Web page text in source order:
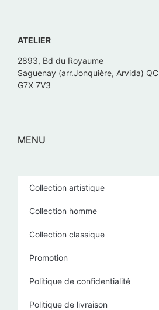
ATELIER
2893, Bd du Royaume
Saguenay (arr.Jonquière, Arvida) QC
G7X 7V3
MENU
Collection artistique
Collection homme
Collection classique
Promotion
Politique de confidentialité
Politique de livraison